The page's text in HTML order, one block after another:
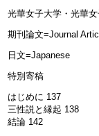
光華女子大学・光華
期刊論文=Journal
日文=Japanese
特別寄稿
はじめに 137
三性説と縁起 138
結論 142